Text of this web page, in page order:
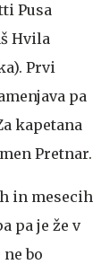
Pusa
Hvila
Prvi
pa
kapetana
Pretnar.
in mesecih
pa je že v
bo